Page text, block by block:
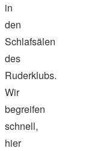
in
den
Schlafsälen
des
Ruderklubs.
Wir
begreifen
schnell,
hier